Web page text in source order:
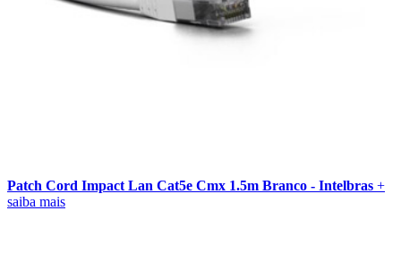
Patch Cord Impact Lan Cat5e Cmx 1.5m Branco - Intelbras +
saiba mais